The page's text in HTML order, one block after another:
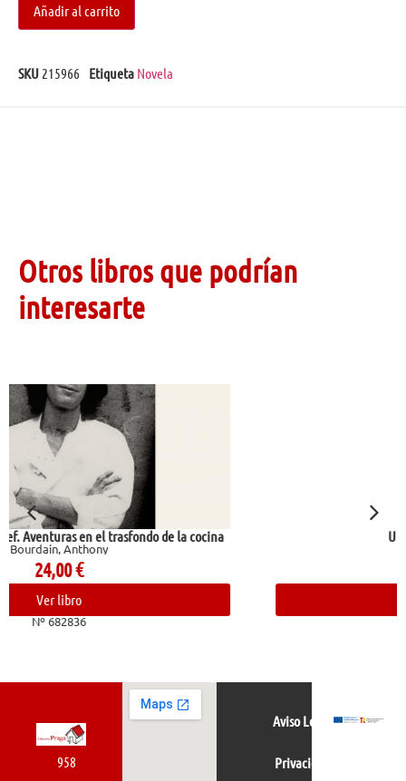
Añadir al carrito
SKU 215966 Etiqueta Novela
Otros libros que podrían
interesarte
Un pueblo traicionado
Nº 684172
958
Aviso Legal
Privacidad